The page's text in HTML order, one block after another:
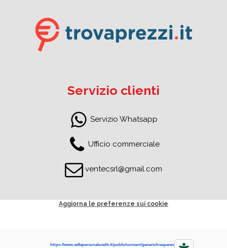
Servizio clienti
Servizio Whatsapp
Ufficio commerciale
ventecsrl@gmail.com
Aggiorna le preferenze sui cookie
https://www.sellapersonalcredit.it/public/content/generic/trasparenza